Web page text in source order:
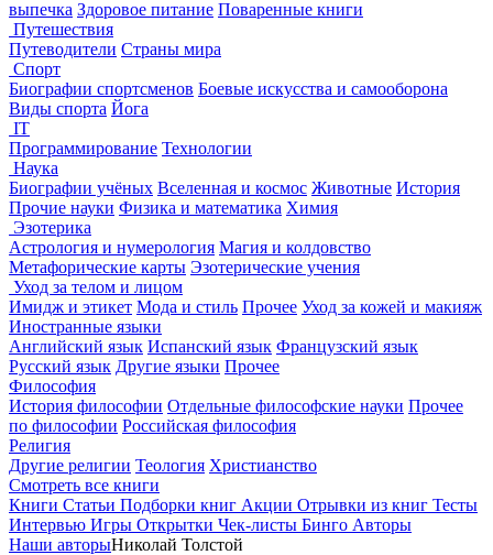
выпечка Здоровое питание Поваренные книги
Путешествия
Путеводители Страны мира
Спорт
Биографии спортсменов Боевые искусства и самооборона
Виды спорта Йога
IT
Программирование Технологии
Наука
Биографии учёных Вселенная и космос Животные История
Прочие науки Физика и математика Химия
Эзотерика
Астрология и нумерология Магия и колдовство
Метафорические карты Эзотерические учения
Уход за телом и лицом
Имидж и этикет Мода и стиль Прочее Уход за кожей и макияж
Иностранные языки
Английский язык Испанский язык Французский язык
Русский язык Другие языки Прочее
Философия
История философии Отдельные философские науки Прочее
по философии Российская философия
Религия
Другие религии Теология Христианство
Смотреть все книги
Книги Статьи Подборки книг Акции Отрывки из книг Тесты
Интервью Игры Открытки Чек-листы Бинго Авторы
Наши авторыНиколай Толстой